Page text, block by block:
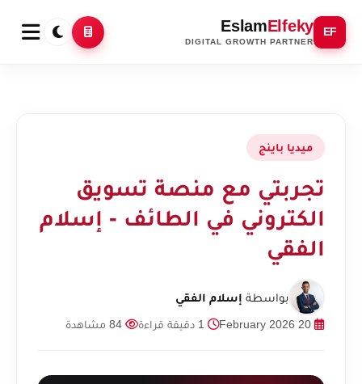
EF
EslamElfeky
DIGITAL GROWTH PARTNER
ميديا باينج
تجربتي مع منصة تسويق
الكتروني في الطائف - إسلام
الفقي
بواسطة إسلام الفقي